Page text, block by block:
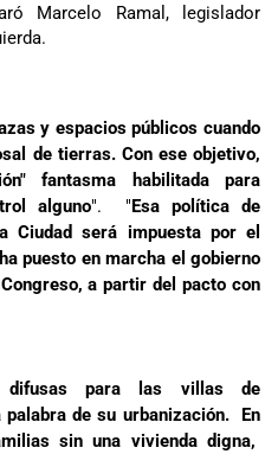
Marcelo Ramal, legislador
y espacios públicos cuando
de tierras. Con ese objetivo,
fantasma habilitada para
alguno". "Esa política de
Ciudad será impuesta por el
puesto en marcha el gobierno
a partir del pacto con
difusas para las villas de
de su urbanización. En
sin una vivienda digna,